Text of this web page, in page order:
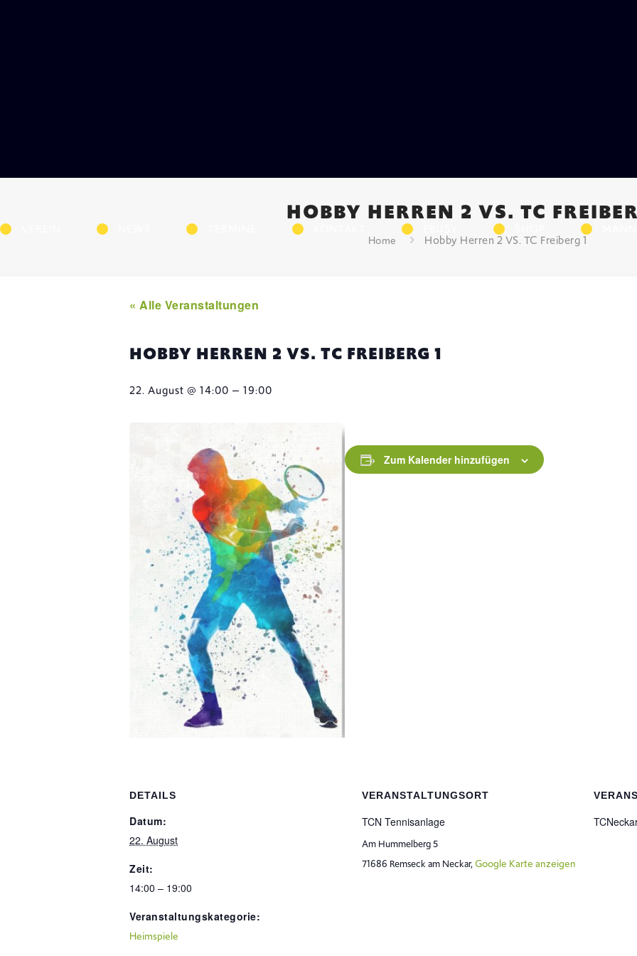
HOBBY HERREN 2 VS. TC
Home Hobby Herren 2 VS. TC Freiberg 1
« Alle Veranstaltungen
HOBBY HERREN 2 VS. TC FREIBERG 1
22. August @ 14:00 – 19:00
Zum Kalender hinzufügen
DETAILS
Datum:
22. August
Zeit:
14:00 – 19:00
Veranstaltungskategorie:
Heimspiele
VERANSTALTUNGSORT
TCN Tennisanlage
Am Hummelberg 5
71686 Remseck am Neckar, Google Karte anzeigen